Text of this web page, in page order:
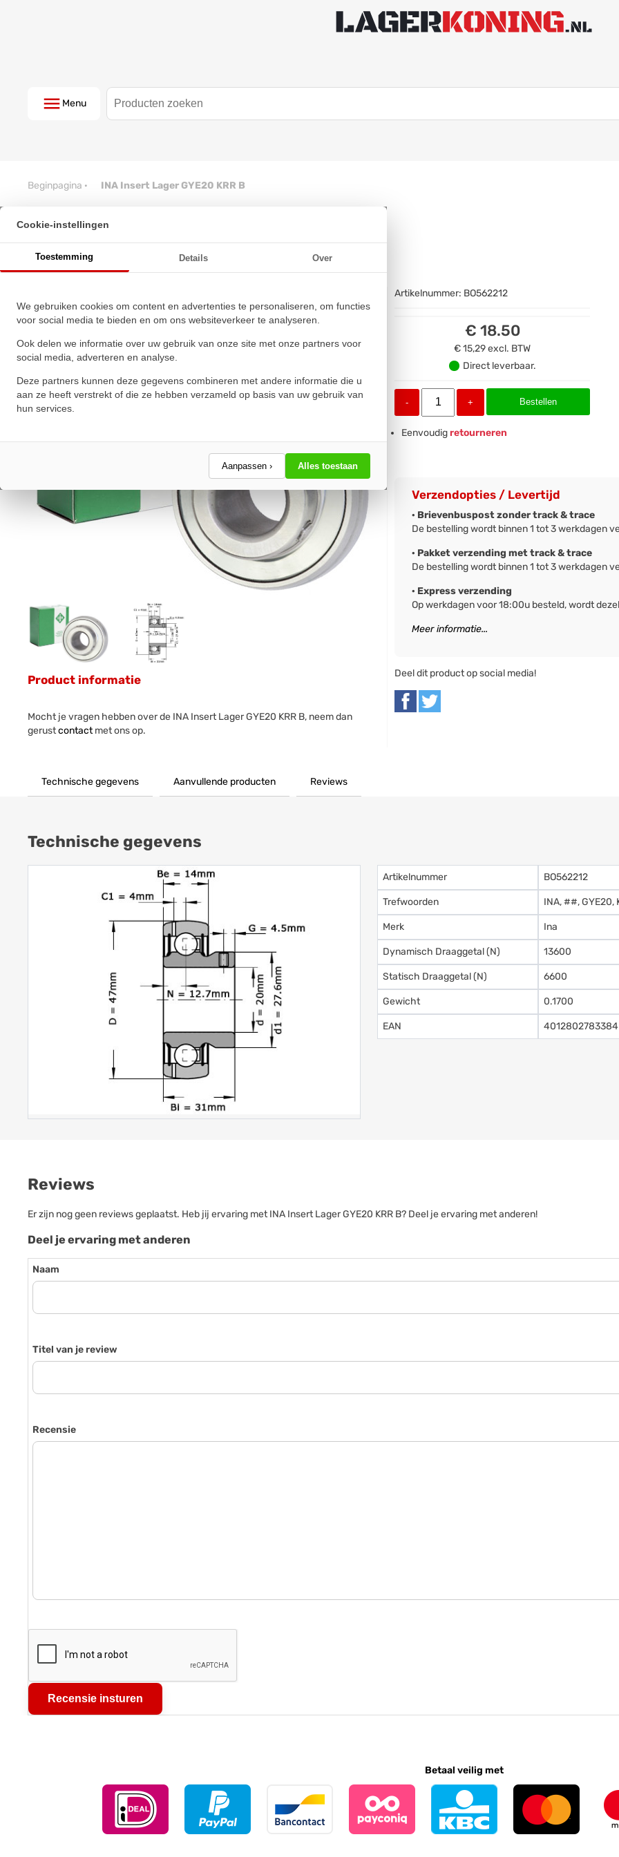
Menu
Beginpagina · INA Insert Lager GYE20 KRR B
Cookie-instellingen
Toestemming Details Over
We gebruiken cookies om content en advertenties te personaliseren, om functies
voor social media te bieden en om ons websiteverkeer te analyseren.
Ook delen we informatie over uw gebruik van onze site met onze partners voor
social media, adverteren en analyse.
Deze partners kunnen deze gegevens combineren met andere informatie die u
aan ze heeft verstrekt of die ze hebben verzameld op basis van uw gebruik van
hun services.
Aanpassen › Alles toestaan
INA Insert Lager GYE20 KRR B
★★★★★
★★★★★
Product informatie
Mocht je vragen hebben over de INA Insert Lager GYE20 KRR B, neem dan
gerustcontactmet ons op.
Artikelnummer: BO562212
€ 18.50
€ 15,29excl. BTW
Direct leverbaar.
- + Bestellen
Eenvoudigretourneren
Verzendopties / Levertijd
· Brievenbuspost zonder track & trace
De bestelling wordt binnen 1 tot 3 werkdagen
· Pakket verzending met track & trace
De bestelling wordt binnen 1 tot 3 werkdagen
· Express verzending
Op werkdagen voor 18:00u besteld, wordt
Meer informatie...
Deel dit product op social media!
Technische gegevens Aanvullende producten Reviews
Technische gegevens
Artikelnummer BO562212
Trefwoorden INA, ##, GYE20,
Merk Ina
Dynamisch Draaggetal (N) 13600
Statisch Draaggetal (N) 6600
Gewicht 0.1700
EAN 4012802783384
Reviews
Er zijn nog geen reviews geplaatst. Heb jij ervaring met INA Insert Lager GYE20 KRR B? Deel je ervaring met anderen!
Deel je ervaring met anderen
Naam
Titel van je review
Recensie
Recensie insturen
Betaal veilig met